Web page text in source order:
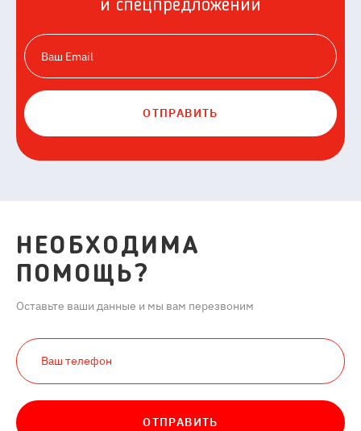
и спецпредложений
ОТПРАВИТЬ
НЕОБХОДИМА
ПОМОЩЬ?
Оставьте ваши данные и мы вам перезвоним
ОТПРАВИТЬ